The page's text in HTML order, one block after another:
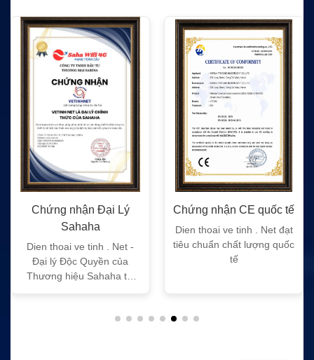
Chứng nhận Đại Lý
Sahaha
Dien thoai ve tinh . Net -
Đại lý Độc Quyền của
Thương hiệu Sahaha tại
Chứng nhận CE quốc tế
Dien thoai ve tinh . Net đạt
tiêu chuẩn chất lượng quốc
tế